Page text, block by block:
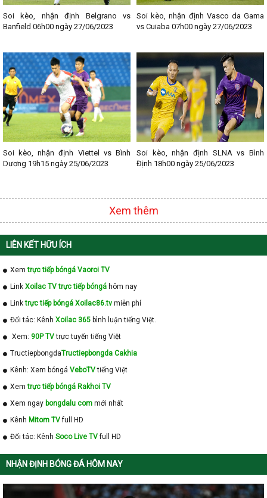
- Lịch thi đấu Ngoại hạng Anh
- Lịch thi đấu La Liga
- Lịch thi đấu Bundesliga
- Lịch thi đấu V - League
- Lịch thi đấu Cup C1
Soi kèo, nhận định Belgrano vs
Banfield 06h00 ngày 27/06/2023
Soi kèo, nhận định Vasco da Gama
vs Cuiaba 07h00 ngày 27/06/2023
Soi kèo, nhận định Viettel vs Bình
Dương 19h15 ngày 25/06/2023
Soi kèo, nhận định SLNA vs Bình
Định 18h00 ngày 25/06/2023
Xem thêm
LIÊN KẾT HỮU ÍCH
Xemtrực tiếp bóngá Vaoroi TV
Link Xoilac TV trực tiếp bóngá hôm nay
Linktrực tiếp bóngá Xoilac86.tv miễn phí
Đối tác: Kênh Xoilac 365 bình luận tiếng Việt.
Xem: 90P TVtrực tuyến tiếng Việt
TructiepbongdaTructiepbongda Cakhia
Kênh: Xem bóngá VeboTVtiếng Việt
Xemtrực tiếp bóngá Rakhoi TV
Xem ngay bongdalu com mới nhất
Kênh Mitom TVfull HD
Đối tác: Kênh Soco Live TVfull HD
NHẬN ĐỊNH BÓNG ĐÁ HÔM NAY